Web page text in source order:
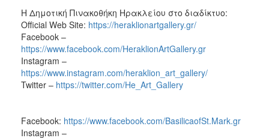
Η Δημοτική Πινακοθήκη Ηρακλείου στο διαδίκτυο:
Official Web Site: https://heraklionartgallery.gr/
Facebook –
https://www.facebook.com/HeraklionArtGallery.gr
Instagram –
https://www.instagram.com/heraklion_art_gallery/
Twitter – https://twitter.com/He_Art_Gallery
Facebook: https://www.facebook.com/BasilicaofSt.Mark.gr
Instagram –